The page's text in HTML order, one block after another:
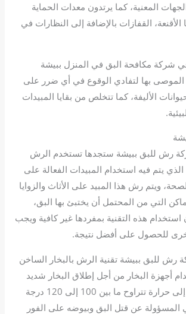
المعنية، كما يرتدون معدات الحماية
القفازات بالإضافة إلى النظارات في
شركة مكافحة البق في المنزل ببيشة
الموصى بها لتفادي الوقوع في أي ضرر على
الأليفة، كما تتخلص من بقايا المبيدات
رش للبق ببيشة ستجدها تستخدم الرش
الذي يتم فيه استخدام المبيدات الفعالة على
ويتم رش هذا المبيد على الأثاث والزوايا
التي من المحتمل أن يختبئ بها البق،
هذه التقنية بمفردها غير كافية ويجب
للحصول على أفضل نتيجة.
للبق ببيشة تقنية الرش بالبخار الساخن
أجهزة البخار من أجل إطلاق البخار شديد
الحرارة الذي يصل إلى حرارة تتراوح ما بين 100 إلى 120 درجة
المسؤولة عن قتل البق وبيوضه على الفور